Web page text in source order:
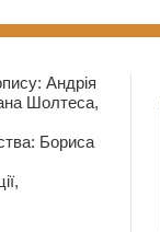
Андрія
Шолтеса,
Бориса